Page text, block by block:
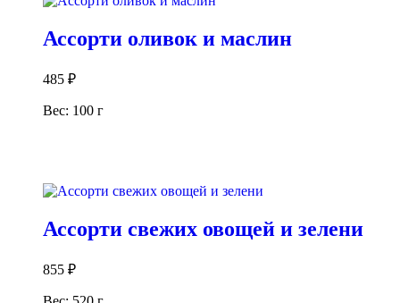
Ассорти оливок и маслин
485 ₽
Вес: 100 г
Ассорти свежих овощей и зелени
855 ₽